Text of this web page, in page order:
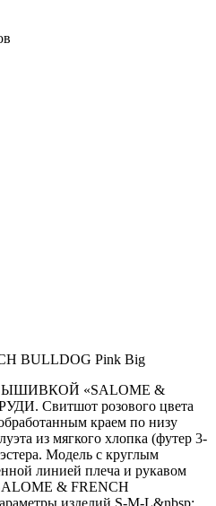
BULLDOG Pink Big
«SALOME &
Свитшот розового цвета
краем по низу
из мягкого хлопка (футер 3-
Модель с круглым
линией плеча и рукавом
& FRENCH
изделий S-M-L&nbsp;